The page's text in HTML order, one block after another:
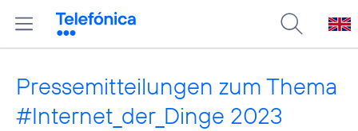
Pressemitteilungen zum Thema
#Internet_der_Dinge 2023